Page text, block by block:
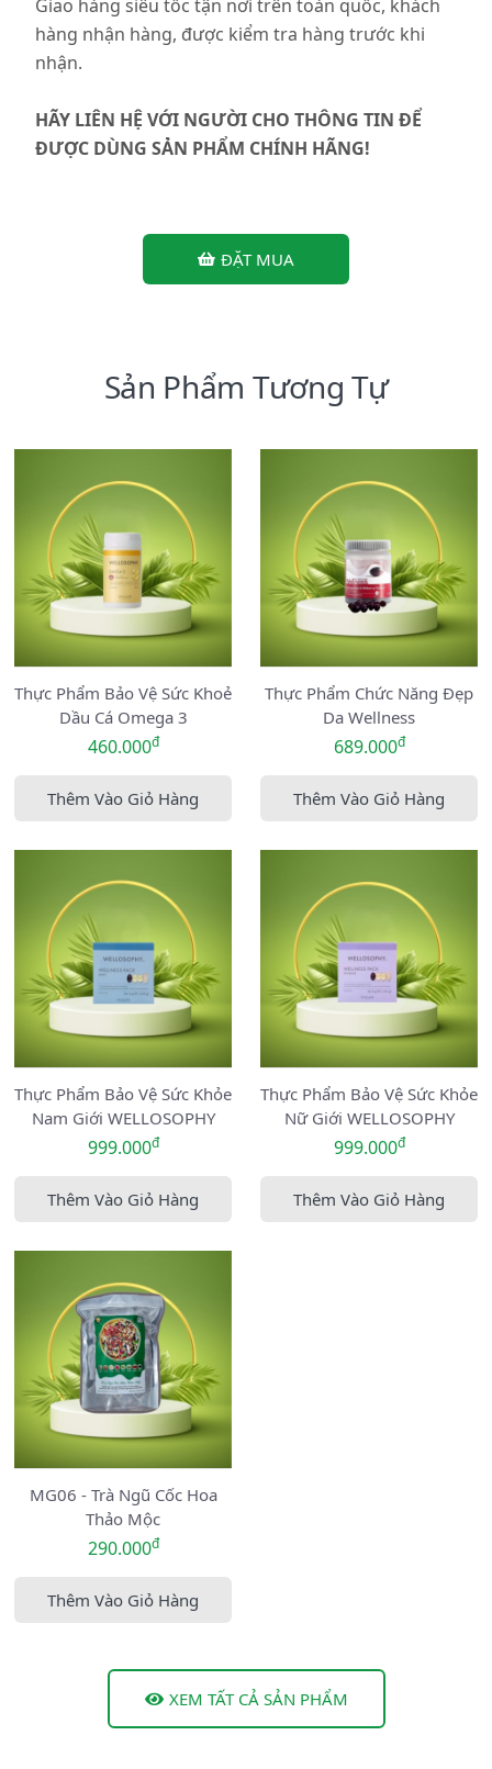
Giao hàng siêu tốc tận nơi trên toàn quốc, khách
hàng nhận hàng, được kiểm tra hàng trước khi
nhận.
HÃY LIÊN HỆ VỚI NGƯỜI CHO THÔNG TIN ĐỂ
ĐƯỢC DÙNG SẢN PHẨM CHÍNH HÃNG!
ĐẶT MUA
Sản Phẩm Tương Tự
Thực Phẩm Bảo Vệ Sức Khoẻ
Dầu Cá Omega 3
460.000đ
Thêm Vào Giỏ Hàng
Thực Phẩm Chức Năng Đẹp
Da Wellness
689.000đ
Thêm Vào Giỏ Hàng
Thực Phẩm Bảo Vệ Sức Khỏe
Nam Giới WELLOSOPHY
999.000đ
Thêm Vào Giỏ Hàng
Thực Phẩm Bảo Vệ Sức Khỏe
Nữ Giới WELLOSOPHY
999.000đ
Thêm Vào Giỏ Hàng
MG06 - Trà Ngũ Cốc Hoa
Thảo Mộc
290.000đ
Thêm Vào Giỏ Hàng
XEM TẤT CẢ SẢN PHẨM